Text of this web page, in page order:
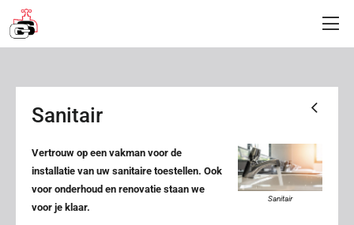
Sanitair
Sanitair
Vertrouw op een vakman voor de
installatie van uw sanitaire toestellen. Ook
voor onderhoud en renovatie staan we
voor je klaar.